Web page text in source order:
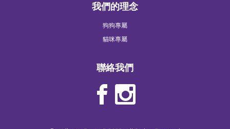
我們的理念
狗狗專屬
貓咪專屬
聯絡我們